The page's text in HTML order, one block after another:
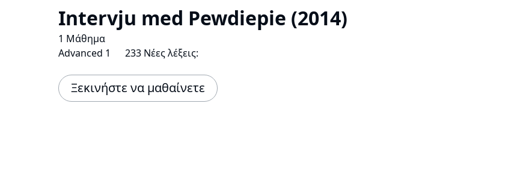
Intervju med Pewdiepie (2014)
1 Μάθημα
Advanced 1
233 Νέες λέξεις:
Ξεκινήστε να μαθαίνετε